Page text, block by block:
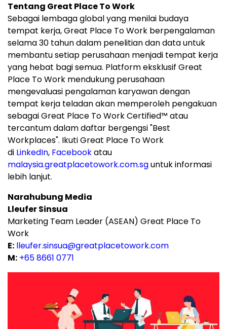
Tentang Great Place To Work
Sebagai lembaga global yang menilai budaya
tempat kerja, Great Place To Work berpengalaman
selama 30 tahun dalam penelitian dan data untuk
membantu setiap perusahaan menjadi tempat kerja
yang hebat bagi semua. Platform eksklusif Great
Place To Work mendukung perusahaan
mengevaluasi pengalaman karyawan dengan
tempat kerja teladan akan memperoleh pengakuan
sebagai Great Place To Work Certified™ atau
tercantum dalam daftar bergengsi "Best
Workplaces". Ikuti Great Place To Work
di LinkedIn, Facebookatau
malaysia.greatplacetowork.com.sguntuk informasi
lebih lanjut.
Narahubung Media
Lleufer Sinsua
Marketing Team Leader (ASEAN) Great Place To
Work
E: lleufer.sinsua@greatplacetowork.com
M: +65 8661 0771